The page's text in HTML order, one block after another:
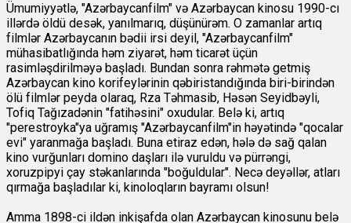
Ümumiyyətlə, "Azərbaycanfilm" və Azərbaycan kinosu 1990-cı
illərdə öldü desək, yanılmarıq, düşünürəm. O zamanlar artıq
filmlər Azərbaycanın bədii irsi deyil, "Azərbaycanfilm"
mühasibatlığında həm ziyarət, həm ticarət üçün
rasimləşdirilməyə başladı. Bundan sonra rəhmətə getmiş
Azərbaycan kino korifeylərinin qəbiristandığında biri-birindən
ölü filmlər peyda olaraq, Rza Təhmasib, Həsən Seyidbəyli,
Tofiq Tağızadənin "fatihəsini" oxudular. Belə ki, artıq
"perestroyka"ya uğramış "Azərbaycanfilm"in həyətində "qocalar
evi" yaranmağa başladı. Buna etiraz edən, hələ də sağ qalan
kino vurğunları domino daşları ilə vuruldu və pürrəngi,
xoruzpipyi çay stəkanlarında "boğuldular". Necə deyəllər, atları
qırmağa başladılar ki, kinoloqların bayramı olsun!
Amma 1898-ci ildən inkişafda olan Azərbaycan kinosunu belə